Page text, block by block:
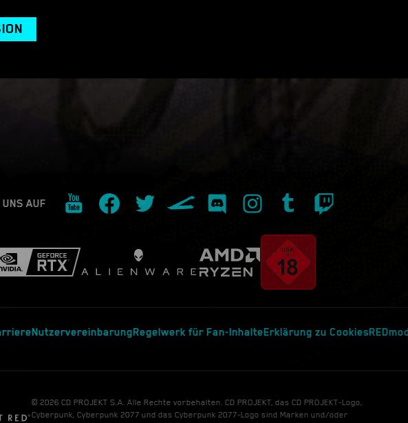
UNS AUF
NutzervereinbarungRegelwerk für Fan-InhalteErklärung zu Cookies
© 2026 CD PROJEKT S.A. Alle Rechte vorbehalten. CD PROJEKT, das CD PROJEKT-Logo,
Cyberpunk, Cyberpunk 2077 und das Cyberpunk 2077-Logo sind Marken und/oder